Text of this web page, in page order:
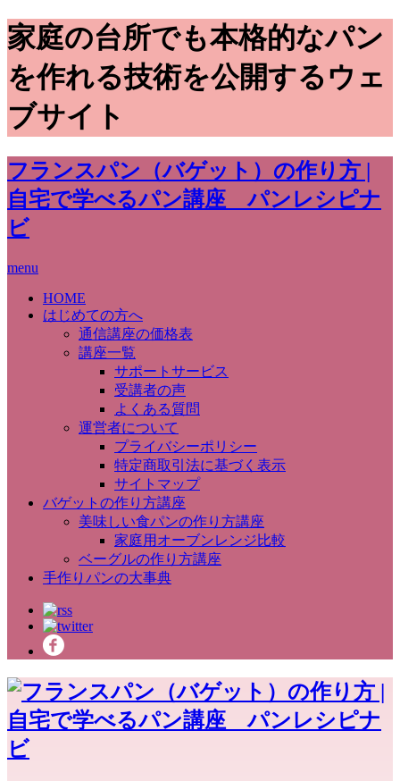
家庭の台所でも本格的なパン
を作れる技術を公開するウェ
ブサイト
フランスパン（バゲット）の作り方 |
自宅で学べるパン講座 パンレシピナ
ビ
menu
HOME
はじめての方へ
通信講座の価格表
講座一覧
サポートサービス
受講者の声
よくある質問
運営者について
プライバシーポリシー
特定商取引法に基づく表示
サイトマップ
バゲットの作り方講座
美味しい食パンの作り方講座
家庭用オーブンレンジ比較
ベーグルの作り方講座
手作りパンの大事典